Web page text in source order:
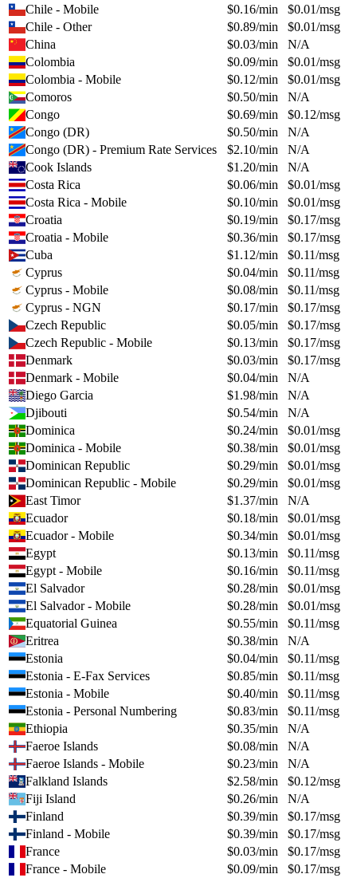
Chile - Mobile
$0.16/min $0.01/msg
Chile - Other
$0.89/min $0.01/msg
China
$0.03/min
N/A
Colombia
$0.09/min $0.01/msg
Colombia - Mobile
$0.12/min $0.01/msg
Comoros
$0.50/min
N/A
Congo
$0.69/min $0.12/msg
Congo (DR)
$0.50/min
N/A
Congo (DR) - Premium Rate Services
$2.10/min
N/A
Cook Islands
$1.20/min
N/A
Costa Rica
$0.06/min $0.01/msg
Costa Rica - Mobile
$0.10/min $0.01/msg
Croatia
$0.19/min $0.17/msg
Croatia - Mobile
$0.36/min $0.17/msg
Cuba
$1.12/min $0.11/msg
Cyprus
$0.04/min $0.11/msg
Cyprus - Mobile
$0.08/min $0.11/msg
Cyprus - NGN
$0.17/min $0.17/msg
Czech Republic
$0.05/min $0.17/msg
Czech Republic - Mobile
$0.13/min $0.17/msg
Denmark
$0.03/min $0.17/msg
Denmark - Mobile
$0.04/min
N/A
Diego Garcia
$1.98/min
N/A
Djibouti
$0.54/min
N/A
Dominica
$0.24/min $0.01/msg
Dominica - Mobile
$0.38/min $0.01/msg
Dominican Republic
$0.29/min $0.01/msg
Dominican Republic - Mobile
$0.29/min $0.01/msg
East Timor
$1.37/min
N/A
Ecuador
$0.18/min $0.01/msg
Ecuador - Mobile
$0.34/min $0.01/msg
Egypt
$0.13/min $0.11/msg
Egypt - Mobile
$0.16/min $0.11/msg
El Salvador
$0.28/min $0.01/msg
El Salvador - Mobile
$0.28/min $0.01/msg
Equatorial Guinea
$0.55/min $0.11/msg
Eritrea
$0.38/min
N/A
Estonia
$0.04/min $0.11/msg
Estonia - E-Fax Services
$0.85/min $0.11/msg
Estonia - Mobile
$0.40/min $0.11/msg
Estonia - Personal Numbering
$0.83/min $0.11/msg
Ethiopia
$0.35/min
N/A
Faeroe Islands
$0.08/min
N/A
Faeroe Islands - Mobile
$0.23/min
N/A
Falkland Islands
$2.58/min $0.12/msg
Fiji Island
$0.26/min
N/A
Finland
$0.39/min $0.17/msg
Finland - Mobile
$0.39/min $0.17/msg
France
$0.03/min $0.17/msg
France - Mobile
$0.09/min $0.17/msg